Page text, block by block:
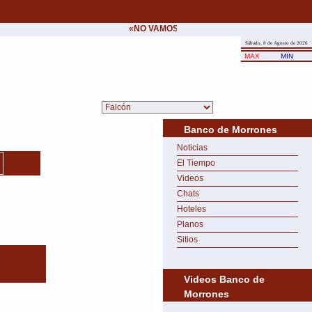
«NO VAMOS A CEDER NUNCA AL
Sábado, 8 de Agosto de 2026
MAX MIN
Banco de Morrones
Noticias
El Tiempo
Videos
Chats
Hoteles
Planos
Sitios
Videos Banco de
Morrones